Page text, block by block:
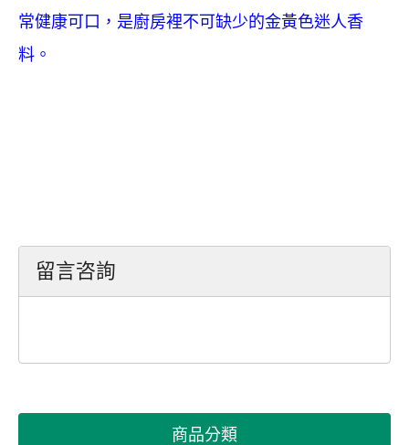
常健康可口，是廚房裡不可缺少的金黃色迷人香
料。
留言咨詢
商品分類